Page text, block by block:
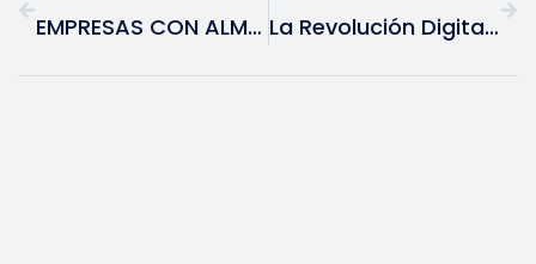
EMPRESAS CON ALMA: CÓMO LA RESPONSABILIDAD SOCIAL IMPULSA UN FUTURO SUSTENTABLE La Revolución Digital Del Seguro De Auto En México